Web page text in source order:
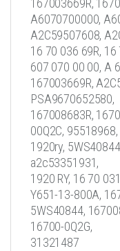
167003669R,
A6070700000,
A2C59507608,
16 70 036 69R,
607 070 00 00, A
167003669R,
PSA9670652580,
167008683R,
00Q2C,
1920ry,
a2c53351931,
1920 RY, 16 70
Y651-13-800A,
5WS40844,
16700-0Q2G,
31321487